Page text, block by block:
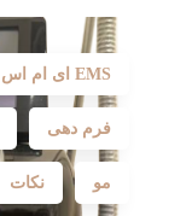
EMS ای ام اس
فرم دهی
مو نکات